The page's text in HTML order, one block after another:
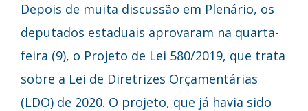
Depois de muita discussão em Plenário, os
deputados estaduais aprovaram na quarta-
feira (9), o Projeto de Lei 580/2019, que trata
sobre a Lei de Diretrizes Orçamentárias
(LDO) de 2020. O projeto, que já havia sido